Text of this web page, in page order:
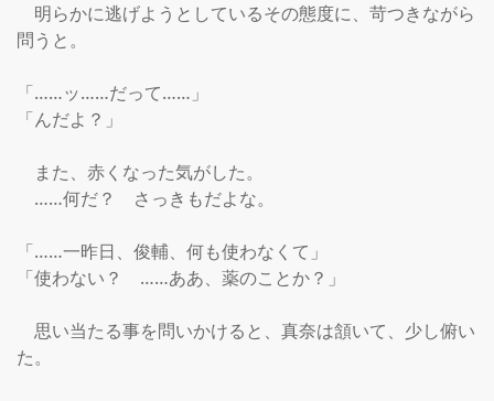
明らかに逃げようとしているその態度に、苛つきながら
問うと。
「……ッ……だって……」
「んだよ？」
また、赤くなった気がした。
……何だ？　さっきもだよな。
「……一昨日、俊輔、何も使わなくて」
「使わない？　……ああ、薬のことか？」
思い当たる事を問いかけると、真奈は頷いて、少し俯い
た。